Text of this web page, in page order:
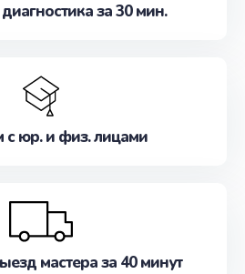
за 30 мин.
с юр. и физ. лицами
мастера за 40 минут